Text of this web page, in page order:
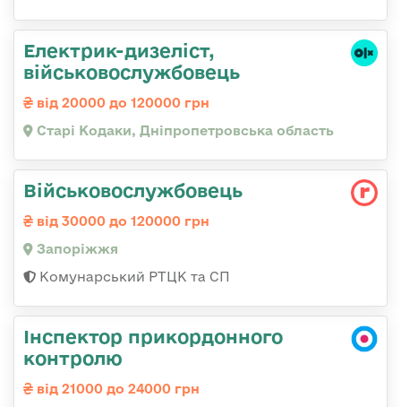
Електрик-дизеліст,
військовослужбовець
від 20000 до 120000 грн
Старі Кодаки, Дніпропетровська область
Військовослужбовець
від 30000 до 120000 грн
Запоріжжя
Комунарський РТЦК та СП
Інспектор прикордонного
контролю
від 21000 до 24000 грн